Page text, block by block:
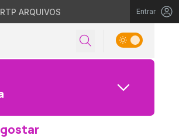
RTP ARQUIVOS Entrar